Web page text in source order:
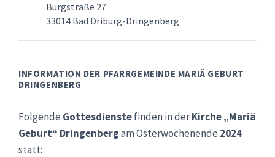
Burgstraße 27
33014 Bad Driburg-Dringenberg
INFORMATION DER PFARRGEMEINDE MARIÄ GEBURT
DRINGENBERG
Folgende Gottesdienstefinden in derKirche „Mariä
Geburt“ Dringenbergam Osterwochenende 2024
statt: